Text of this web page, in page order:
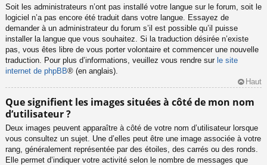
Soit les administrateurs n’ont pas installé votre langue sur le forum, soit le
logiciel n’a pas encore été traduit dans votre langue. Essayez de
demander à un administrateur du forum s’il est possible qu’il puisse
installer la langue que vous souhaitez. Si la traduction désirée n’existe
pas, vous êtes libre de vous porter volontaire et commencer une nouvelle
traduction. Pour plus d’informations, veuillez vous rendre sur le site
internet de phpBB® (en anglais).
Haut
Que signifient les images situées à côté de mon nom
d’utilisateur ?
Deux images peuvent apparaître à côté de votre nom d’utilisateur lorsque
vous consultez un sujet. Une d’elles peut être une image associée à votre
rang, généralement représentée par des étoiles, des carrés ou des ronds.
Elle permet d’indiquer votre activité selon le nombre de messages que